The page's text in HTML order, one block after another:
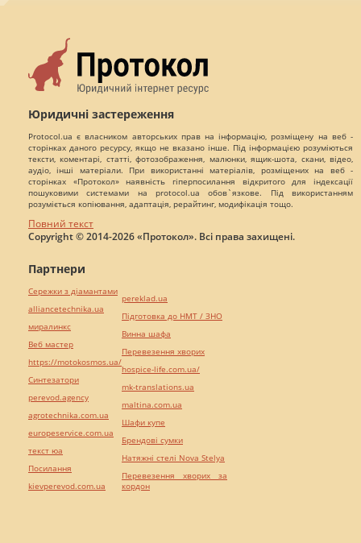
Юридичні застереження
Protocol.ua є власником авторських прав на інформацію, розміщену на веб -
сторінках даного ресурсу, якщо не вказано інше. Під інформацією розуміються
тексти, коментарі, статті, фотозображення, малюнки, ящик-шота, скани, відео,
аудіо, інші матеріали. При використанні матеріалів, розміщених на веб -
сторінках «Протокол» наявність гіперпосилання відкритого для індексації
пошуковими системами на protocol.ua обов`язкове. Під використанням
розуміється копіювання, адаптація, рерайтинг, модифікація тощо.
Повний текст
Copyright © 2014-2026 «Протокол». Всі права захищені.
Партнери
Сережки з діамантами
alliancetechnika.ua
миралинкс
Веб мастер
https://motokosmos.ua/
Синтезатори
perevod.agency
agrotechnika.com.ua
europeservice.com.ua
текст юа
Посилання
kievperevod.com.ua
pereklad.ua
Підготовка до НМТ / ЗНО
Винна шафа
Перевезення хворих
hospice-life.com.ua/
mk-translations.ua
maltina.com.ua
Шафи купе
Брендові сумки
Натяжні стелі Nova Stelya
Перевезення хворих за
кордон